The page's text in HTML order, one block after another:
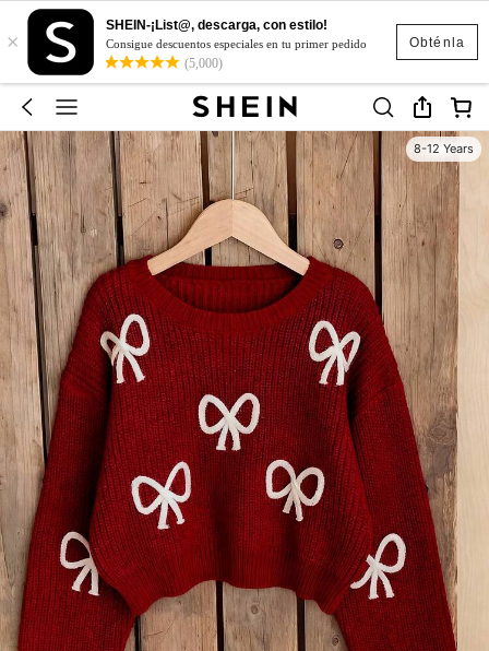
Obténla
×
SHEIN-¡List@, descarga, con estilo!
Consigue descuentos especiales en tu primer pedido
(5,000)
8-12 Years